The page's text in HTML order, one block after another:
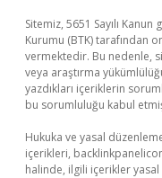
Sitemiz, 5651 Sayılı
Kurumu (BTK) tarafından
vermektedir. Bu nedenle,
veya araştırma
yazdıkları içeriklerin
bu sorumluluğu kabul
Hukuka ve yasal
içerikleri,
halinde, ilgili içerikler yasal